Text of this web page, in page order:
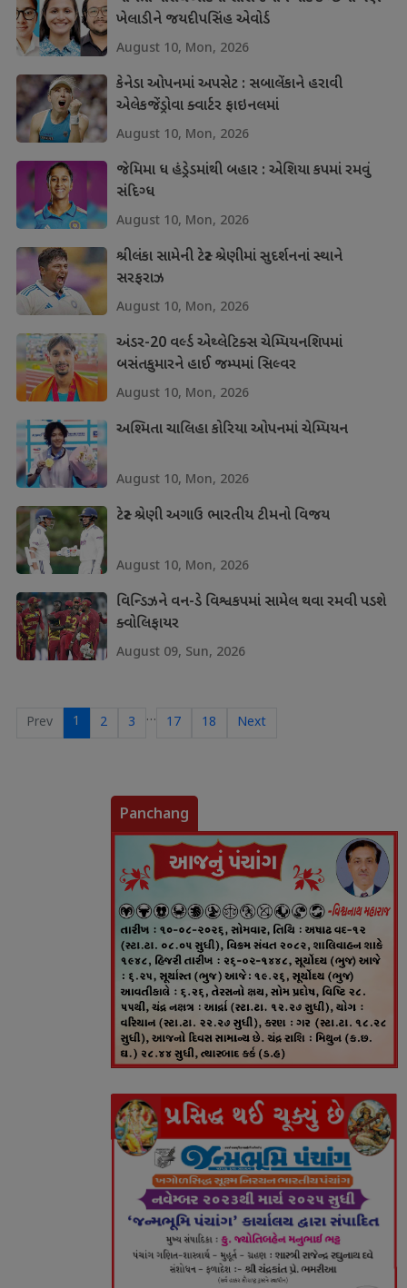
ખેલાડીને જયદીપસિંહ એવોર્ડ
August 10, Mon, 2026
કેનેડા ઓપનમાં અપસેટ : સબાલેંકાને હરાવી
એલેકજેંડ્રોવા ક્વાર્ટર ફાઇનલમાં
August 10, Mon, 2026
જેમિમા ધ હંડ્રેડમાંથી બહાર : એશિયા કપમાં રમવું
સંદિગ્ધ
August 10, Mon, 2026
શ્રીલંકા સામેની ટેસ્ટ શ્રેણીમાં સુદર્શનનાં સ્થાને
સરફરાઝ
August 10, Mon, 2026
અંડર-20 વર્લ્ડ એથ્લેટિક્સ ચેમ્પિયનશિપમાં
બસંતકુમારને હાઈ જમ્પમાં સિલ્વર
August 10, Mon, 2026
અશ્મિતા ચાલિહા કોરિયા ઓપનમાં ચેમ્પિયન
August 10, Mon, 2026
ટેસ્ટ શ્રેણી અગાઉ ભારતીય ટીમનો વિજય
August 10, Mon, 2026
વિન્ડિઝને વન-ડે વિશ્વકપમાં સામેલ થવા રમવી પડશે
ક્વોલિફાયર
August 09, Sun, 2026
Prev 1 2 3 … 17 18 Next
Panchang